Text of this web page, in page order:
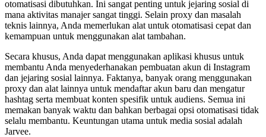
otomatisasi dibutuhkan. Ini sangat penting untuk jejaring sosial di
mana aktivitas manajer sangat tinggi. Selain proxy dan masalah
teknis lainnya, Anda memerlukan alat untuk otomatisasi cepat dan
kemampuan untuk menggunakan alat tambahan.
Secara khusus, Anda dapat menggunakan aplikasi khusus untuk
membantu Anda menyederhanakan pembuatan akun di Instagram
dan jejaring sosial lainnya. Faktanya, banyak orang menggunakan
proxy dan alat lainnya untuk mendaftar akun baru dan mengatur
hashtag serta membuat konten spesifik untuk audiens. Semua ini
memakan banyak waktu dan bahkan berbagai opsi otomatisasi tidak
selalu membantu. Keuntungan utama untuk media sosial adalah
Jarvee.